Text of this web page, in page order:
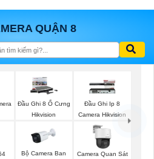
QUẬN 8
Đầu Ghi 8 Ổ Cưng
Hikvision
Đầu Ghi Ip 8
Camera Hikvision
Bộ Camera Ban
Camera Quan Sát